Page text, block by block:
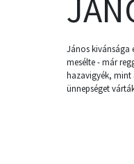
János kivánsága
mesélte - már
hazavigyék, mint
ünnepséget